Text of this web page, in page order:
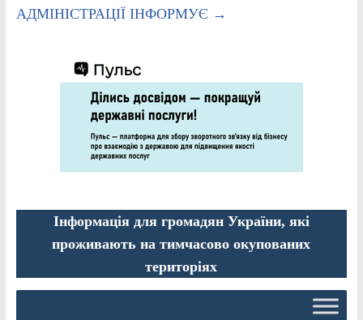
АДМІНІСТРАЦІЇ ІНФОРМУЄ →
Інформація для громадян України, які
проживають на тимчасово окупованих
територіях